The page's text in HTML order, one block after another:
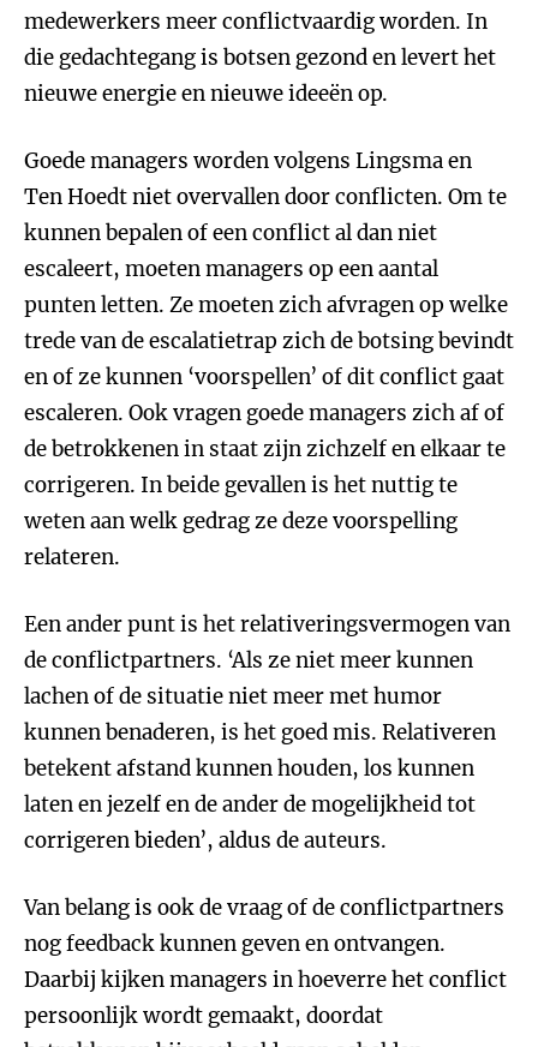
medewerkers meer conflictvaardig worden. In
die gedachtegang is botsen gezond en levert het
nieuwe energie en nieuwe ideeën op.
Goede managers worden volgens Lingsma en
Ten Hoedt niet overvallen door conflicten. Om te
kunnen bepalen of een conflict al dan niet
escaleert, moeten managers op een aantal
punten letten. Ze moeten zich afvragen op welke
trede van de escalatietrap zich de botsing bevindt
en of ze kunnen ‘voorspellen’ of dit conflict gaat
escaleren. Ook vragen goede managers zich af of
de betrokkenen in staat zijn zichzelf en elkaar te
corrigeren. In beide gevallen is het nuttig te
weten aan welk gedrag ze deze voorspelling
relateren.
Een ander punt is het relativeringsvermogen van
de conflictpartners. ‘Als ze niet meer kunnen
lachen of de situatie niet meer met humor
kunnen benaderen, is het goed mis. Relativeren
betekent afstand kunnen houden, los kunnen
laten en jezelf en de ander de mogelijkheid tot
corrigeren bieden’, aldus de auteurs.
Van belang is ook de vraag of de conflictpartners
nog feedback kunnen geven en ontvangen.
Daarbij kijken managers in hoeverre het conflict
persoonlijk wordt gemaakt, doordat